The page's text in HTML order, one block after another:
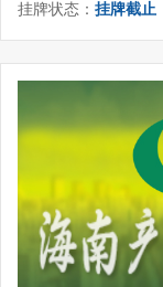
挂牌状态： 挂牌截止